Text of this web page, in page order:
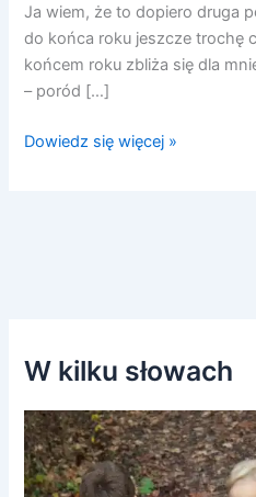
Ja wiem, że to dopiero druga
do końca roku jeszcze trochę
końcem roku zbliża się dla
– poród […]
Dowiedz się więcej »
W kilku słowach